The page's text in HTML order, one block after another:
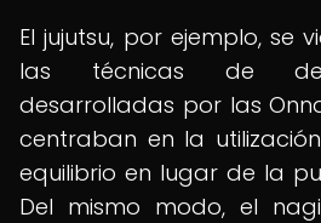
El jujutsu, por ejemplo, se
las técnicas de
desarrolladas por las
centraban en la
equilibrio en lugar de la
Del mismo modo, el